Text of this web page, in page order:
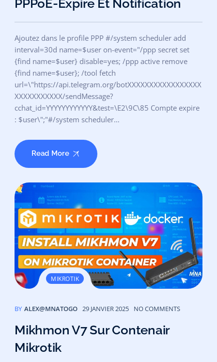
PPPoE-Expire Et Notification
Ajoutez dans le profile PPP #/system scheduler add
interval=30d name=$user on-event="/ppp secret set
{find name=$user} disable=yes; /ppp active remove
{find name=$user}; /tool fetch
url=\"https://api.telegram.org/botXXXXXXXXXXXXXXXXX
XXXXXXXXXXX/sendMessage?
cchat_id=YYYYYYYYYYYY&test=\E2\9C\85 Compte expire
: $user\";"#/system scheduler…
Read More
MIKROTIK
BY ALEX@MNATOGO 29 JANVIER 2025 NO COMMENTS
Mikhmon V7 Sur Contenair
Mikrotik